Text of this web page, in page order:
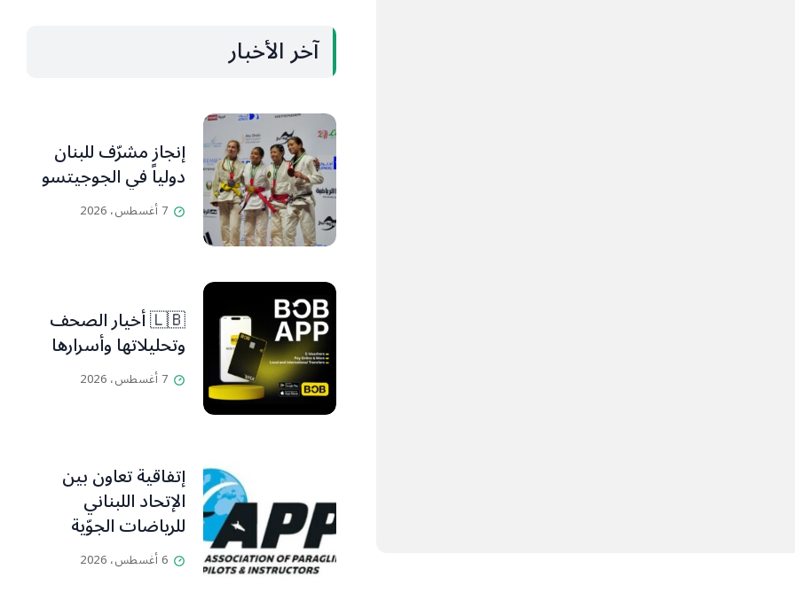
آخر الأخبار
إنجاز مشرّف للبنان
دولياً في الجوجيتسو
7 أغسطس، 2026
🇱🇧 أخيار الصحف
وتحليلاتها وأسرارها
7 أغسطس، 2026
إتفاقية تعاون بين
الإتحاد اللبناني
للرياضات الجوّية
وجمعية طيّاري
ومدرّبي الطيران
6 أغسطس، 2026